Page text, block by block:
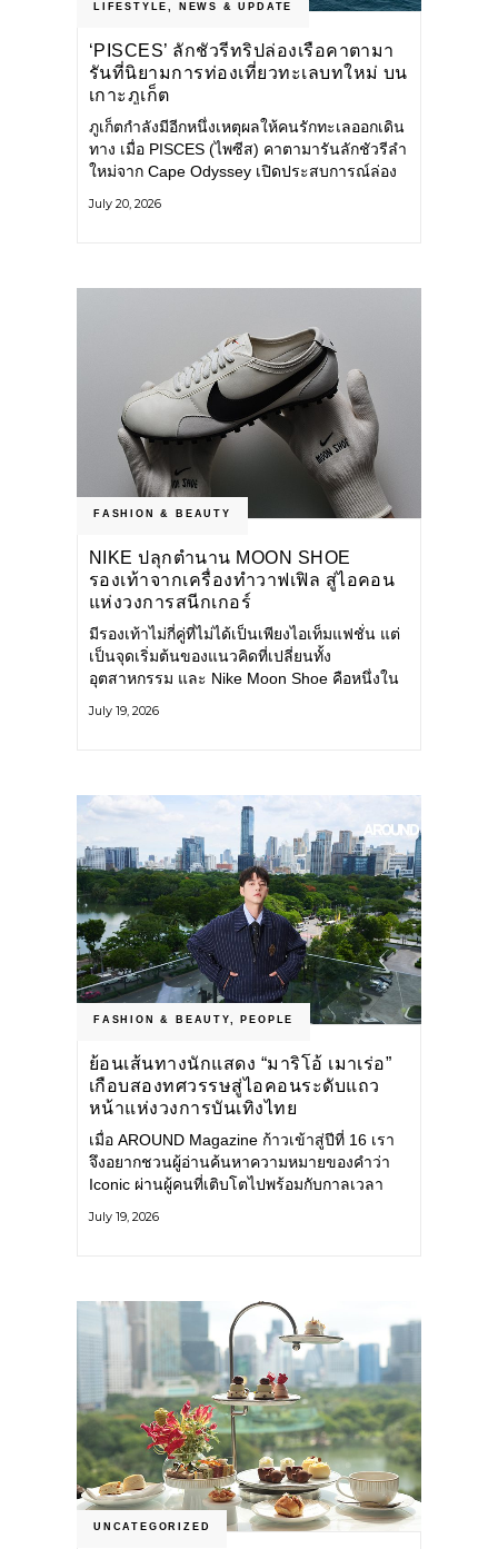
LIFESTYLE, NEWS & UPDATE
‘PISCES’ ลักชัวรีทริปล่องเรือคาตามา
รันที่นิยามการท่องเที่ยวทะเลบทใหม่ บน
เกาะภูเก็ต
ภูเก็ตกำลังมีอีกหนึ่งเหตุผลให้คนรักทะเลออกเดิน
ทาง เมื่อ PISCES (ไพซีส) คาตามารันลักชัวรีลำ
ใหม่จาก Cape Odyssey เปิดประสบการณ์ล่อง
ไป ผสานความสะดวกสบายแบบโรงแรมระดับ
July 20, 2026
FASHION & BEAUTY
NIKE ปลุกตำนาน MOON SHOE
รองเท้าจากเครื่องทำวาฟเฟิล สู่ไอคอน
แห่งวงการสนีกเกอร์
มีรองเท้าไม่กี่คู่ที่ไม่ได้เป็นเพียงไอเท็มแฟชั่น แต่
เป็นจุดเริ่มต้นของแนวคิดที่เปลี่ยนทั้ง
อุตสาหกรรม และ Nike Moon Shoe คือหนึ่งใน
ศตวรรษก่อน กำลังกลับมาอีกครั้ง พร้อมพาเรื่อง
July 19, 2026
FASHION & BEAUTY, PEOPLE
ย้อนเส้นทางนักแสดง “มาริโอ้ เมาเร่อ”
เกือบสองทศวรรษสู่ไอคอนระดับแถว
หน้าแห่งวงการบันเทิงไทย
เมื่อ AROUND Magazine ก้าวเข้าสู่ปีที่ 16 เรา
จึงอยากชวนผู้อ่านค้นหาความหมายของคำว่า
Iconic ผ่านผู้คนที่เติบโตไปพร้อมกับกาลเวลา
คือ มาริโอ้ เมาเร่อ
July 19, 2026
UNCATEGORIZED